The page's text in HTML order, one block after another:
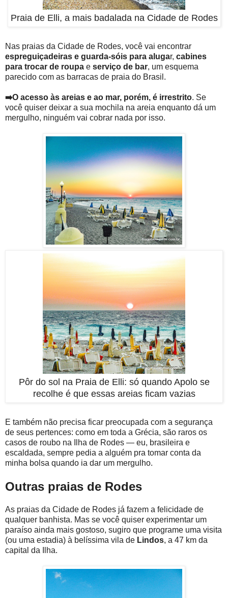
Praia de Elli, a mais badalada na Cidade de Rodes
Nas praias da Cidade de Rodes, você vai encontrar
espreguiçadeiras e guarda-sóis para alugar, cabines
para trocar de roupa e serviço de bar, um esquema
parecido com as barracas de praia do Brasil.
➡️O acesso às areias e ao mar, porém, é irrestrito. Se
você quiser deixar a sua mochila na areia enquanto dá um
mergulho, ninguém vai cobrar nada por isso.
Pôr do sol na Praia de Elli: só quando Apolo se
recolhe é que essas areias ficam vazias
E também não precisa ficar preocupada com a segurança
de seus pertences: como em toda a Grécia, são raros os
casos de roubo na Ilha de Rodes — eu, brasileira e
escaldada, sempre pedia a alguém pra tomar conta da
minha bolsa quando ia dar um mergulho.
Outras praias de Rodes
As praias da Cidade de Rodes já fazem a felicidade de
qualquer banhista. Mas se você quiser experimentar um
paraíso ainda mais gostoso, sugiro que programe uma visita
(ou uma estadia) à belíssima vila de Lindos, a 47 km da
capital da Ilha.